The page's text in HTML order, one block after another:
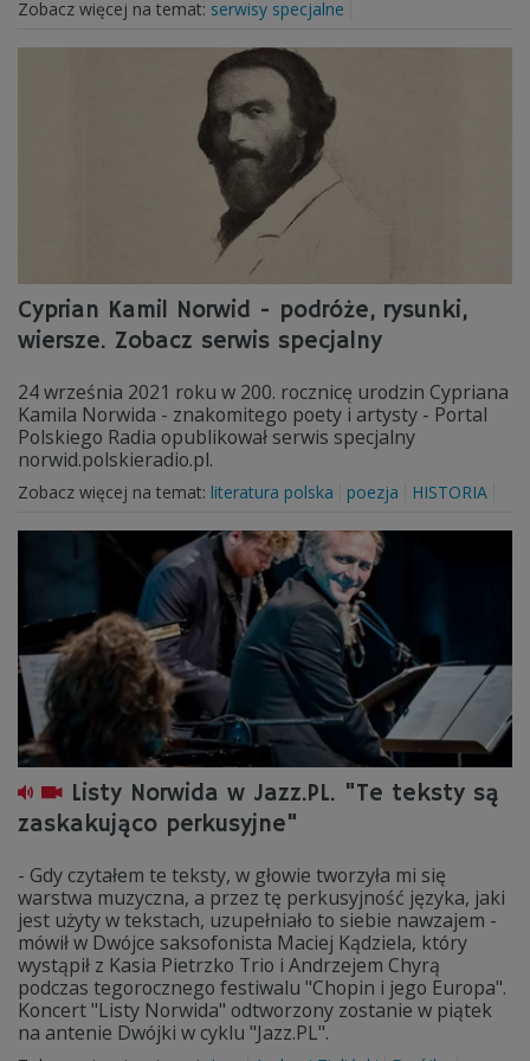
Zobacz więcej na temat: serwisy specjalne
Cyprian Kamil Norwid - podróże, rysunki,
wiersze. Zobacz serwis specjalny
24 września 2021 roku w 200. rocznicę urodzin Cypriana
Kamila Norwida - znakomitego poety i artysty - Portal
Polskiego Radia opublikował serwis specjalny
norwid.polskieradio.pl.
Zobacz więcej na temat: literatura polska poezja HISTORIA
Listy Norwida w Jazz.PL. "Te teksty są
zaskakująco perkusyjne"
- Gdy czytałem te teksty, w głowie tworzyła mi się
warstwa muzyczna, a przez tę perkusyjność języka, jaki
jest użyty w tekstach, uzupełniało to siebie nawzajem -
mówił w Dwójce saksofonista Maciej Kądziela, który
wystąpił z Kasia Pietrzko Trio i Andrzejem Chyrą
podczas tegorocznego festiwalu "Chopin i jego Europa".
Koncert "Listy Norwida" odtworzony zostanie w piątek
na antenie Dwójki w cyklu "Jazz.PL".